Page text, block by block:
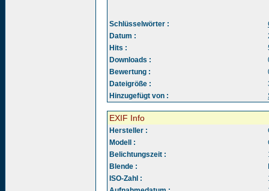
Schlüsselwörter :
Datum :
Hits :
Downloads :
Bewertung :
Dateigröße :
Hinzugefügt von :
EXIF Info
Hersteller :
Modell :
Belichtungszeit :
Blende :
ISO-Zahl :